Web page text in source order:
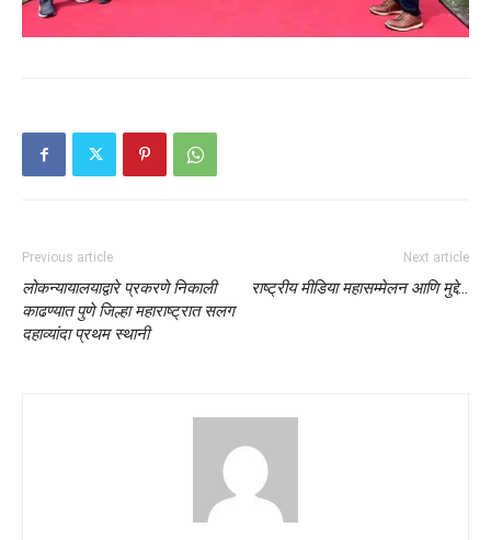
Previous article
लोकन्यायालयाद्वारे प्रकरणे निकाली
काढण्यात पुणे जिल्हा महाराष्ट्रात सलग
दहाव्यांदा प्रथम स्थानी
Next article
राष्ट्रीय मीडिया महासम्मेलन आणि मुद्दे…